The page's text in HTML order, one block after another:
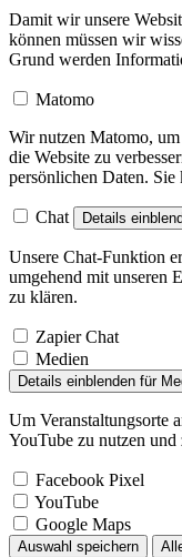
Damit wir unsere
können müssen wir
Grund werden
Matomo
Wir nutzen Matomo,
die Website zu
persönlichen Daten.
Chat Details
Unsere Chat-Funktion
umgehend mit unseren
zu klären.
Zapier Chat
Medien
Details einblenden für
Um Veranstaltungsorte
YouTube zu nutzen
Facebook Pixel
YouTube
Google Maps
Auswahl speichern